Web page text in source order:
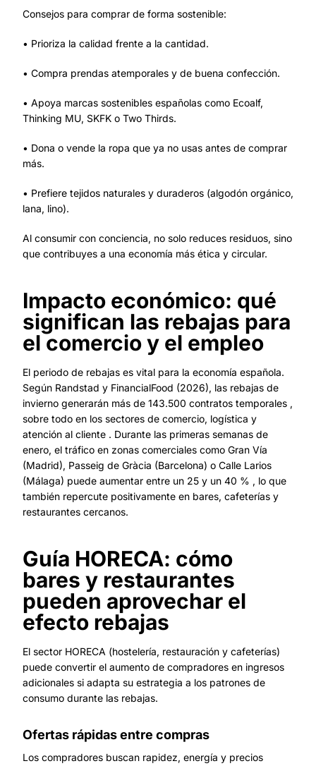
Consejos para comprar de forma sostenible:
• Prioriza la calidad frente a la cantidad.
• Compra prendas atemporales y de buena confección.
• Apoya marcas sostenibles españolas como Ecoalf,
Thinking MU, SKFK o Two Thirds.
• Dona o vende la ropa que ya no usas antes de comprar
más.
• Prefiere tejidos naturales y duraderos (algodón orgánico,
lana, lino).
Al consumir con conciencia, no solo reduces residuos, sino
que contribuyes a una economía más ética y circular.
Impacto económico: qué
significan las rebajas para
el comercio y el empleo
El periodo de rebajas es vital para la economía española.
Según Randstad y FinancialFood (2026), las rebajas de
invierno generarán más de 143.500 contratos temporales ,
sobre todo en los sectores de comercio, logística y
atención al cliente . Durante las primeras semanas de
enero, el tráfico en zonas comerciales como Gran Vía
(Madrid), Passeig de Gràcia (Barcelona) o Calle Larios
(Málaga) puede aumentar entre un 25 y un 40 % , lo que
también repercute positivamente en bares, cafeterías y
restaurantes cercanos.
Guía HORECA: cómo
bares y restaurantes
pueden aprovechar el
efecto rebajas
El sector HORECA (hostelería, restauración y cafeterías)
puede convertir el aumento de compradores en ingresos
adicionales si adapta su estrategia a los patrones de
consumo durante las rebajas.
Ofertas rápidas entre compras
Los compradores buscan rapidez, energía y precios